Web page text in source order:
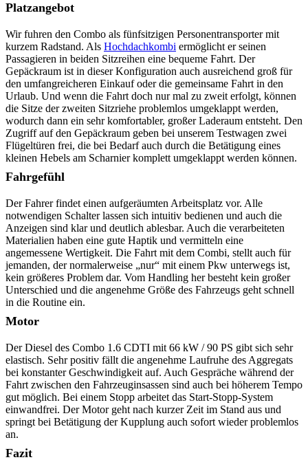
Platzangebot
Wir fuhren den Combo als fünfsitzigen Personentransporter mit
kurzem Radstand. Als Hochdachkombi ermöglicht er seinen
Passagieren in beiden Sitzreihen eine bequeme Fahrt. Der
Gepäckraum ist in dieser Konfiguration auch ausreichend groß für
den umfangreicheren Einkauf oder die gemeinsame Fahrt in den
Urlaub. Und wenn die Fahrt doch nur mal zu zweit erfolgt, können
die Sitze der zweiten Sitzriehe problemlos umgeklappt werden,
wodurch dann ein sehr komfortabler, großer Laderaum entsteht. Den
Zugriff auf den Gepäckraum geben bei unserem Testwagen zwei
Flügeltüren frei, die bei Bedarf auch durch die Betätigung eines
kleinen Hebels am Scharnier komplett umgeklappt werden können.
Fahrgefühl
Der Fahrer findet einen aufgeräumten Arbeitsplatz vor. Alle
notwendigen Schalter lassen sich intuitiv bedienen und auch die
Anzeigen sind klar und deutlich ablesbar. Auch die verarbeiteten
Materialien haben eine gute Haptik und vermitteln eine
angemessene Wertigkeit. Die Fahrt mit dem Combi, stellt auch für
jemanden, der normalerweise „nur“ mit einem Pkw unterwegs ist,
kein größeres Problem dar. Vom Handling her besteht kein großer
Unterschied und die angenehme Größe des Fahrzeugs geht schnell
in die Routine ein.
Motor
Der Diesel des Combo 1.6 CDTI mit 66 kW / 90 PS gibt sich sehr
elastisch. Sehr positiv fällt die angenehme Laufruhe des Aggregats
bei konstanter Geschwindigkeit auf. Auch Gespräche während der
Fahrt zwischen den Fahrzeuginsassen sind auch bei höherem Tempo
gut möglich. Bei einem Stopp arbeitet das Start-Stopp-System
einwandfrei. Der Motor geht nach kurzer Zeit im Stand aus und
springt bei Betätigung der Kupplung auch sofort wieder problemlos
an.
Fazit